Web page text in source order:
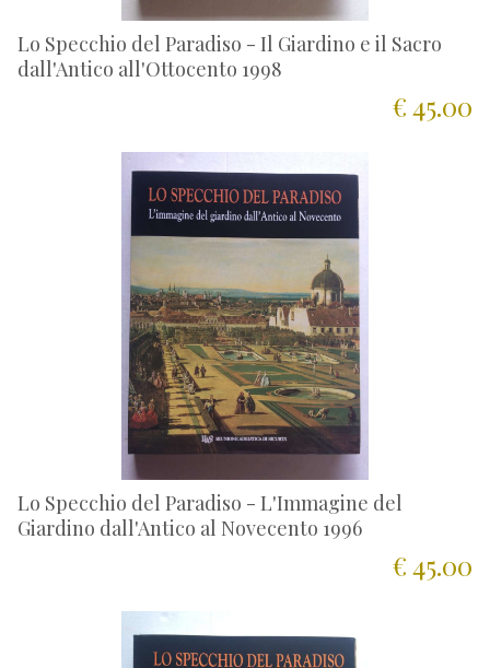
Lo Specchio del Paradiso - Il Giardino e il Sacro
dall'Antico all'Ottocento 1998
€ 45.00
Lo Specchio del Paradiso - L'Immagine del
Giardino dall'Antico al Novecento 1996
€ 45.00